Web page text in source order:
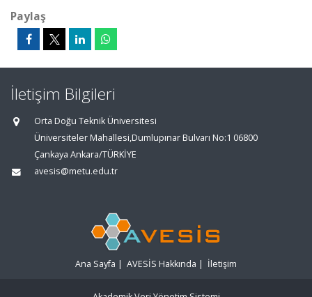
Paylaş
İletişim Bilgileri
Orta Doğu Teknik Üniversitesi
Üniversiteler Mahallesi,Dumlupınar Bulvarı No:1 06800
Çankaya Ankara/TÜRKİYE
avesis@metu.edu.tr
Ana Sayfa | AVESİS Hakkında | İletişim